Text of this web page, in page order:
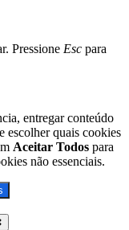
Pressione Esc para
entregar conteúdo
escolher quais cookies
Aceitar Todos para
não essenciais.